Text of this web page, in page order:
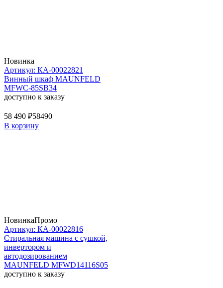
Новинка
Артикул: КА-00022821
Винный шкаф MAUNFELD
MFWC-85SB34
доступно к заказу
58 490 ₽58490
В корзину
НовинкаПромо
Артикул: КА-00022816
Стиральная машина c сушкой,
инвертором и
автодозированием
MAUNFELD MFWD14116S05
доступно к заказу